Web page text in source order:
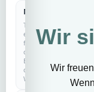
Wir
Wir
Notwendig
Technisch
erforderlich
für
den
Betrieb
der
Website.